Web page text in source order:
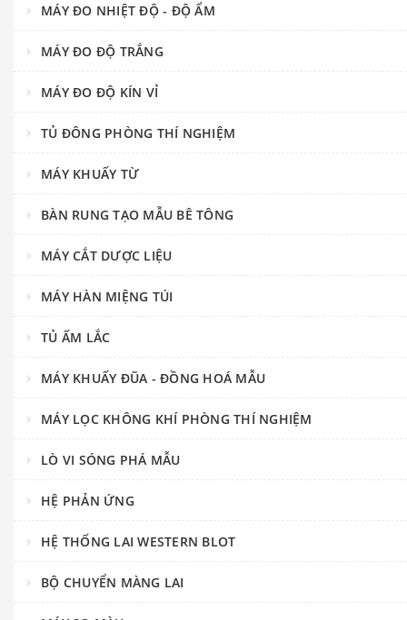
MÁY ĐO NHIỆT ĐỘ - ĐỘ ẨM
MÁY ĐO ĐỘ TRẮNG
MÁY ĐO ĐỘ KÍN VỈ
TỦ ĐÔNG PHÒNG THÍ NGHIỆM
MÁY KHUẤY TỪ
BÀN RUNG TẠO MẪU BÊ TÔNG
MÁY CẮT DƯỢC LIỆU
MÁY HÀN MIỆNG TÚI
TỦ ẤM LẮC
MÁY KHUẤY ĐŨA - ĐỒNG HOÁ MẪU
MÁY LỌC KHÔNG KHÍ PHÒNG THÍ NGHIỆM
LÒ VI SÓNG PHÁ MẪU
HỆ PHẢN ỨNG
HỆ THỐNG LAI WESTERN BLOT
BỘ CHUYỂN MÀNG LAI